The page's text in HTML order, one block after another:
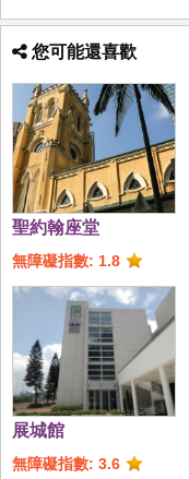
您可能還喜歡
聖約翰座堂
無障礙指數: 1.8
展城館
無障礙指數: 3.6